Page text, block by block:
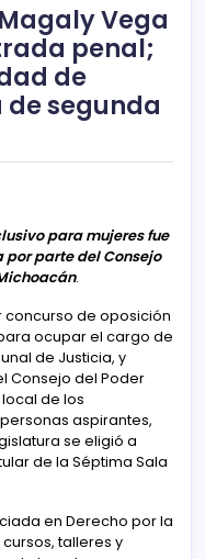
Vega
penal;
de
segunda
para mujeres fue
parte del Consejo
.
concurso de oposición
ocupar el cargo de
de Justicia, y
Consejo del Poder
de los
aspirantes,
se eligió a
de la Séptima Sala
en Derecho por la
talleres y